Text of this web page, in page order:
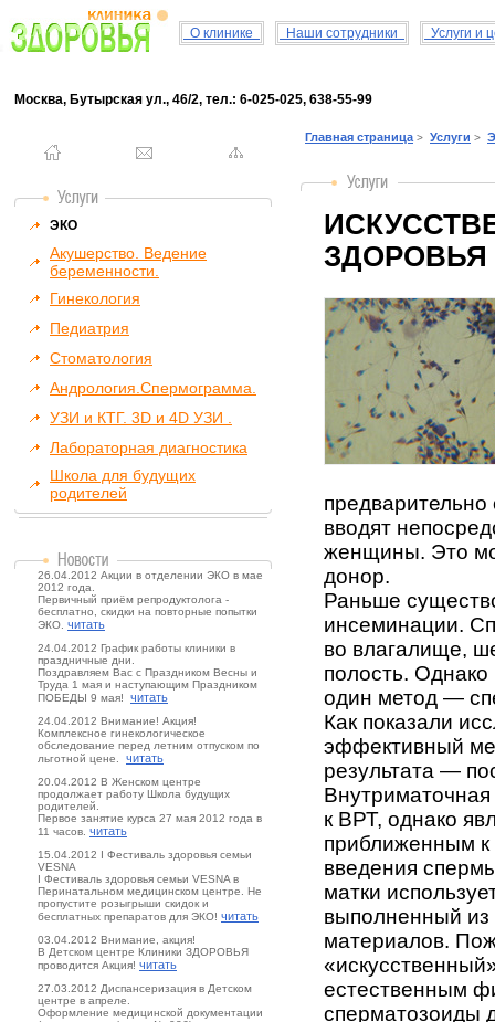
О клинике Наши сотрудники Услуги и
Москва, Бутырская ул., 46/2, тел.: 6-025-025, 638-55-99
ЭКО
Акушерство. Ведение
беременности.
Гинекология
Педиатрия
Стоматология
Андрология.Спермограмма.
УЗИ и КТГ. 3D и 4D УЗИ .
Лабораторная диагностика
Школа для будущих
родителей
26.04.2012 Акции в отделении ЭКО в мае
2012 года.
Первичный приём репродуктолога -
бесплатно, скидки на повторные попытки
ЭКО. читать
24.04.2012 График работы клиники в
праздничные дни.
Поздравляем Вас с Праздником Весны и
Труда 1 мая и наступающим Праздником
ПОБЕДЫ 9 мая! читать
24.04.2012 Внимание! Акция!
Комплексное гинекологическое
обследование перед летним отпуском по
льготной цене. читать
20.04.2012 В Женском центре
продолжает работу Школа будущих
родителей.
Первое занятие курса 27 мая 2012 года в
11 часов. читать
15.04.2012 I Фестиваль здоровья семьи
VESNA
I Фестиваль здоровья семьи VESNA в
Перинатальном медицинском центре. Не
пропустите розыгрыши скидок и
бесплатных препаратов для ЭКО! читать
03.04.2012 Внимание, акция!
В Детском центре Клиники ЗДОРОВЬЯ
проводится Акция! читать
27.03.2012 Диспансеризация в Детском
центре в апреле.
Оформление медицинской документации
Главная страница > Услуги >
ЗДОРОВЬЯ
вводят
женщины. Это
донор.
Раньше
инсеминации.
во влагалище,
полость.
один метод —
Как показали
эффективный
результата —
к ВРТ, однако
приближенным к
введения
матки
выполненный из
материалов.
естественным
сперматозоиды